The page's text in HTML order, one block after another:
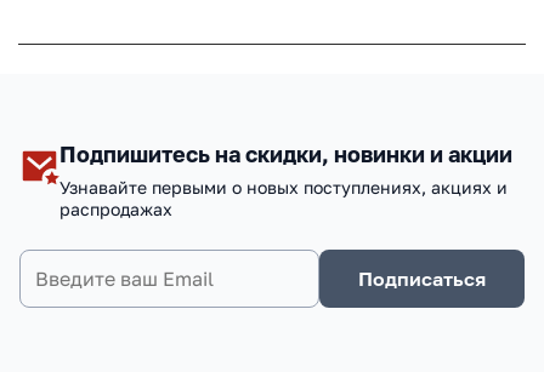
Подпишитесь на скидки, новинки и акции
Узнавайте первыми о новых поступлениях, акциях и
распродажах
Подписаться